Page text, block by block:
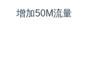
增加50M流量